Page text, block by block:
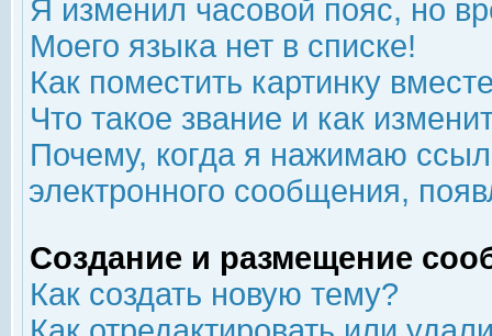
Я изменил часовой пояс, но
Моего языка нет в списке!
Как поместить картинку
Что такое звание и как
Почему, когда я нажимаю
электронного сообщения,
Создание и размещение
Как создать новую тему?